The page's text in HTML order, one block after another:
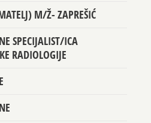
M/Ž- ZAPREŠIĆ
SPECIJALIST/ICA
RADIOLOGIJE